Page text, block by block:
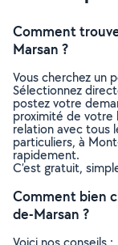
Comment
Marsan ?
Vous cherchez un
Sélectionnez
postez votre
proximité de votre
relation avec tous
particuliers, à
rapidement.
C’est gratuit,
Comment bien
de-Marsan ?